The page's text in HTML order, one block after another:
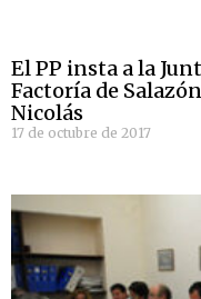
El PP insta a la
Factoría de
Nicolás
17 de octubre de 2017